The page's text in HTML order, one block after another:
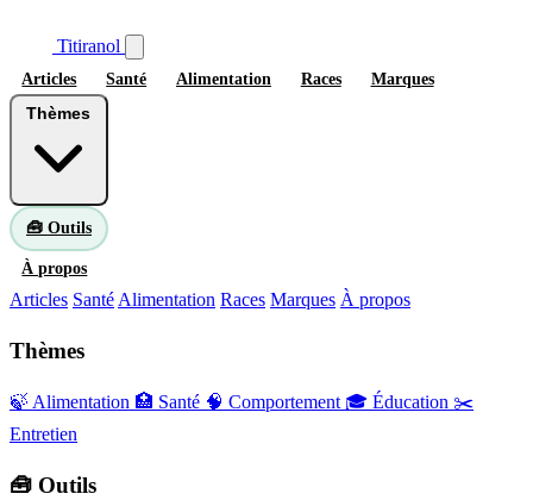
Titiranol
Articles Santé Alimentation Races Marques
🧰 Outils
À propos
Articles Santé Alimentation Races Marques À propos
Thèmes
🍃 Alimentation 🏥 Santé 🧠 Comportement 🎓 Éducation ✂️
Entretien
🧰 Outils